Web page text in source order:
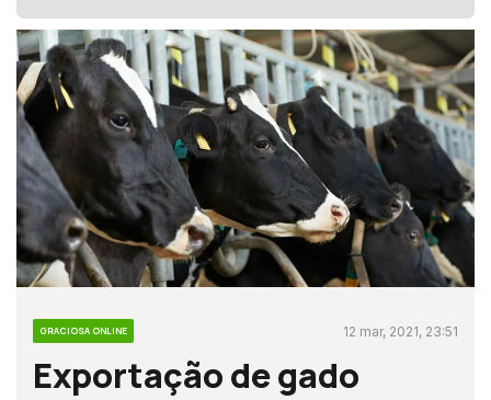
GRACIOSA ONLINE 12 mar, 2021, 23:51
Exportação de gado